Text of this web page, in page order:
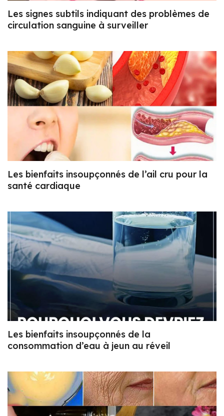
Les signes subtils indiquant des problèmes de
circulation sanguine à surveiller
Les bienfaits insoupçonnés de l’ail cru pour la
santé cardiaque
Les bienfaits insoupçonnés de la
consommation d’eau à jeun au réveil